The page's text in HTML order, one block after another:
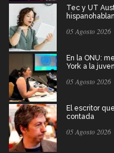
Tec y UT
05 Agosto 2026
En la ONU:
York a la
05 Agosto 2026
El escritor
contada
05 Agosto 2026